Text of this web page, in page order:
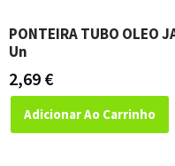
PONTEIRA TUBO OLEO
Un
2,69 €
Adicionar Ao Carrinho